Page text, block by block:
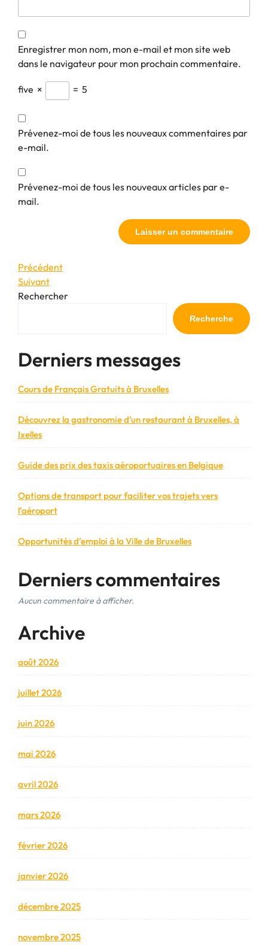
Enregistrer mon nom, mon e-mail et mon site web
dans le navigateur pour mon prochain commentaire.
five × = 5
Prévenez-moi de tous les nouveaux commentaires par
e-mail.
Prévenez-moi de tous les nouveaux articles par e-
mail.
Navigation
de
Article
précédent
Précédent
Article
suivant
Suivant
Rechercher
Recherche
Derniers messages
Cours de Français Gratuits à Bruxelles
Découvrez la gastronomie d’un restaurant à Bruxelles, à
Ixelles
Guide des prix des taxis aéroportuaires en Belgique
Options de transport pour faciliter vos trajets vers
l’aéroport
Opportunités d’emploi à la Ville de Bruxelles
Derniers commentaires
Aucun commentaire à afficher.
Archive
août 2026
juillet 2026
juin 2026
mai 2026
avril 2026
mars 2026
février 2026
janvier 2026
décembre 2025
novembre 2025